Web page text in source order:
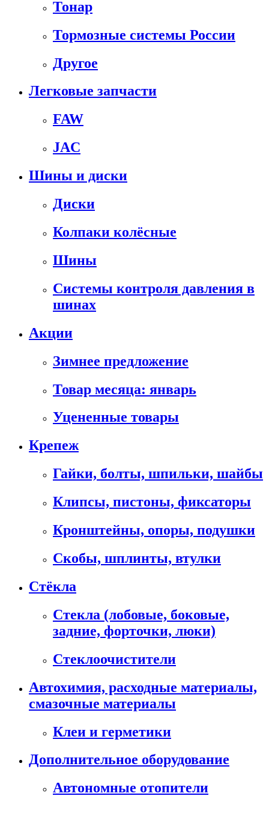
Тонар
Тормозные системы России
Другое
Легковые запчасти
FAW
JAC
Шины и диски
Диски
Колпаки колёсные
Шины
Системы контроля давления в
шинах
Акции
Зимнее предложение
Товар месяца: январь
Уцененные товары
Крепеж
Гайки, болты, шпильки, шайбы
Клипсы, пистоны, фиксаторы
Кронштейны, опоры, подушки
Скобы, шплинты, втулки
Стёкла
Стекла (лобовые, боковые,
задние, форточки, люки)
Стеклоочистители
Автохимия, расходные материалы,
смазочные материалы
Клеи и герметики
Дополнительное оборудование
Автономные отопители